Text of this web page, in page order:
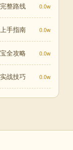
整路线 0.0w
手指南 0.0w
全攻略 0.0w
战技巧 0.0w